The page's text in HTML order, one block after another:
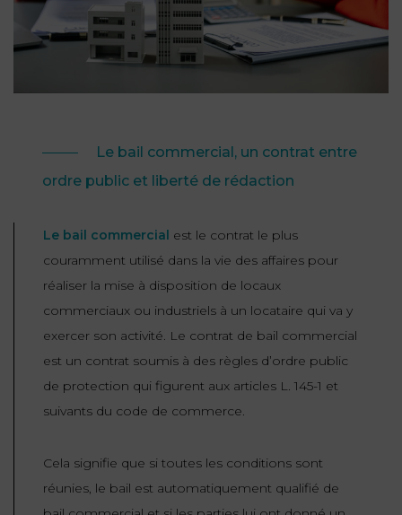
DU
TRAVAIL
IMMOBILIER
DROIT
ADMINISTRATIF
SUCCESSION
CALCULER
DROITS
INDEMNITÉ DE
LICENCIEMENT
CONSOMMATION
DES
RESPONSABILITÉ
& ASSURANCE
FISCALITÉ
IMMOBILIER
TRAVAIL
DROIT
AGN
AVOCATS
RGPD
DONNÉES
PERSONNELLES
DROIT
DU
NUMÉRIQUE
ET
INTELLECTUELLE
DISTRIBUTION
NOUS
CONNAÎTRE
EQUIPE
DIRIGEANTE
NOUS
Prendre
09
34
24
72
EN LIGNE
Le bail commercial, un contrat entre
ordre public et liberté de rédaction
Le bail commercial est le contrat le plus
couramment utilisé dans la vie des affaires pour
réaliser la mise à disposition de locaux
commerciaux ou industriels à un locataire qui va y
exercer son activité. Le contrat de bail commercial
est un contrat soumis à des règles d’ordre public
de protection qui figurent aux articles L. 145-1 et
suivants du code de commerce.
Cela signifie que si toutes les conditions sont
réunies, le bail est automatiquement qualifié de